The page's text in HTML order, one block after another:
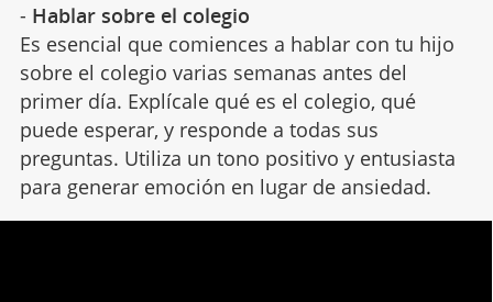
- Hablar sobre el colegio
Es esencial que comiences a hablar con tu hijo
sobre el colegio varias semanas antes del
primer día. Explícale qué es el colegio, qué
puede esperar, y responde a todas sus
preguntas. Utiliza un tono positivo y entusiasta
para generar emoción en lugar de ansiedad.